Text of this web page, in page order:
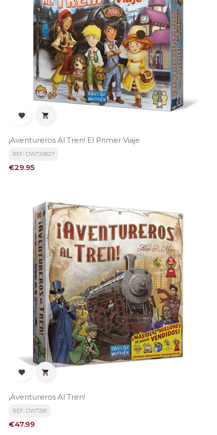
 
¡Aventureros Al Tren! El Primer Viaje
REF: DW720827
Price
€29.95
 
¡Aventureros Al Tren!
REF: DW7281
Price
€47.99